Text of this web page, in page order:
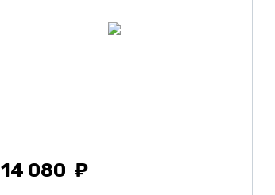
14 080